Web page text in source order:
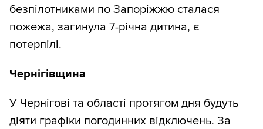
безпілотниками по Запоріжжю сталася
пожежа, загинула 7-річна дитина, є
потерпілі.
Чернігівщина
У Чернігові та області протягом дня будуть
діяти графіки погодинних відключень. За